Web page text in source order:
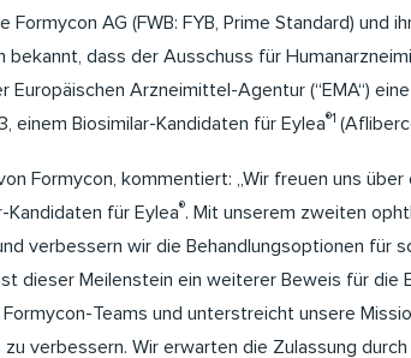
Formycon AG (FWB: FYB, Prime Standard) und
bekannt, dass der Ausschuss für
Europäischen Arzneimittel-Agentur (“EMA“)
einem Biosimilar-Kandidaten für Eylea®1
Formycon, kommentiert: „Wir freuen uns
Kandidaten für Eylea®. Mit unserem zweiten
verbessern wir die Behandlungsoptionen für
dieser Meilenstein ein weiterer Beweis für die
Teams und unterstreicht unsere
verbessern. Wir erwarten die Zulassung